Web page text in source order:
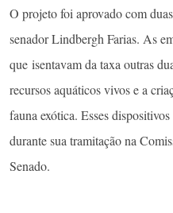
O projeto foi aprovado com
senador Lindbergh Farias. As
que isentavam da taxa outras
recursos aquáticos vivos e a
fauna exótica. Esses
durante sua tramitação na
Senado.